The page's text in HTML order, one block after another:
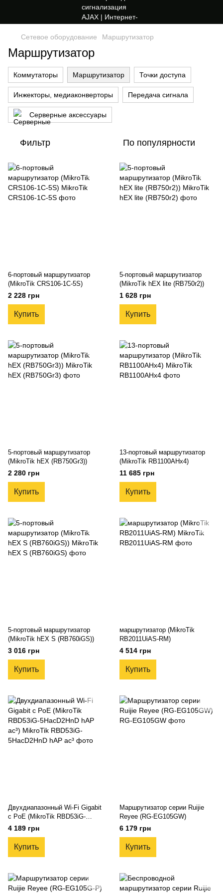
Сетевое оборудование Маршрутизатор
Маршрутизатор
Коммутаторы Маршрутизатор Точки доступа
Инжекторы, медиаконверторы Передача сигнала
Серверные аксессуары
Фильтр По популярности
6-портовый маршрутизатор
(MikroTik CRS106-1C-5S)
2 228 грн
Купить
5-портовый маршрутизатор
(MikroTik hEX lite (RB750r2))
1 628 грн
Купить
5-портовый маршрутизатор
(MikroTik hEX (RB750Gr3))
2 280 грн
Купить
13-портовый маршрутизатор
(MikroTik RB1100AHx4)
11 685 грн
Купить
5-портовый маршрутизатор
(MikroTik hEX S (RB760iGS))
3 016 грн
Купить
маршрутизатор (MikroTik
RB2011UiAS-RM)
4 514 грн
Купить
Двухдиапазонный Wi-Fi Gigabit
с PoE (MikroTik RBD53iG-
5HacD2HnD hAP ac³)
4 189 грн
Купить
Маршрутизатор серии Ruijie
Reyee (RG-EG105GW)
6 179 грн
Купить